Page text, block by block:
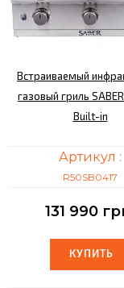
Встраиваемый
газовый гриль
Built-in
Артикул :
R50SB0417
131 990
КУПИТЬ
КУПИТЬ